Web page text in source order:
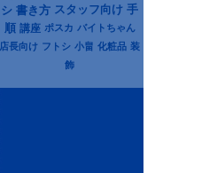
シ 書き方 スタッフ向け 手
順 講座 ポスカ バイトちゃん
店長向け フトシ 小畠 化粧品 装
飾